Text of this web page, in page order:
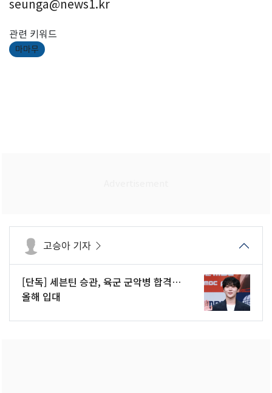
seunga@news1.kr
관련 키워드
마마무
고승아 기자
[단독] 세븐틴 승관, 육군 군악병 합격…
올해 입대